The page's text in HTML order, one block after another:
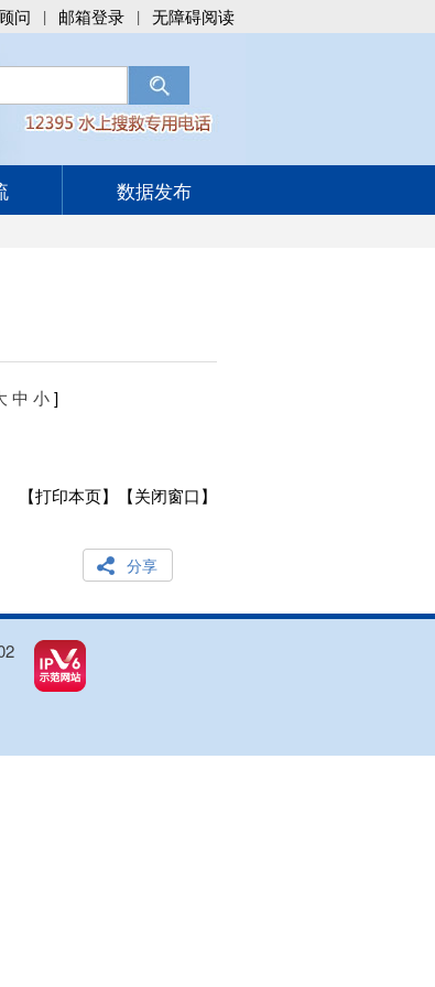
问 | 邮箱登录 | 无障碍阅读
数据发布
中 小]
【打印本页】
【关闭窗口】
分享